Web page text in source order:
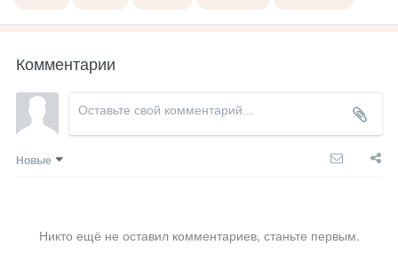
Комментарии
Новые
Никто ещё не оставил комментариев, станьте первым.